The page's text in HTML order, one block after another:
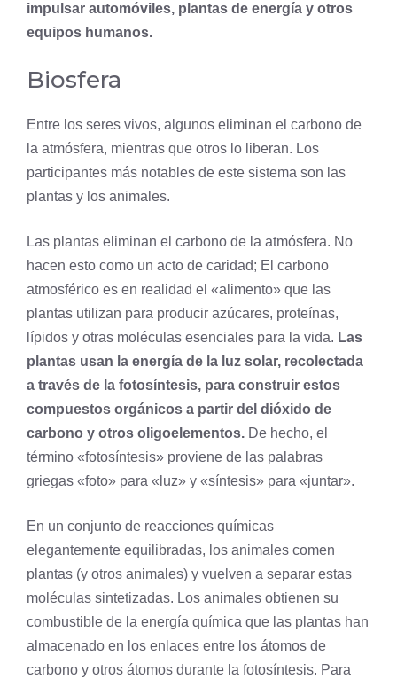
impulsar automóviles, plantas de energía y otros
equipos humanos.
Biosfera
Entre los seres vivos, algunos eliminan el carbono de
la atmósfera, mientras que otros lo liberan. Los
participantes más notables de este sistema son las
plantas y los animales.
Las plantas eliminan el carbono de la atmósfera. No
hacen esto como un acto de caridad; El carbono
atmosférico es en realidad el «alimento» que las
plantas utilizan para producir azúcares, proteínas,
lípidos y otras moléculas esenciales para la vida. Las
plantas usan la energía de la luz solar, recolectada
a través de la fotosíntesis, para construir estos
compuestos orgánicos a partir del dióxido de
carbono y otros oligoelementos. De hecho, el
término «fotosíntesis» proviene de las palabras
griegas «foto» para «luz» y «síntesis» para «juntar».
En un conjunto de reacciones químicas
elegantemente equilibradas, los animales comen
plantas (y otros animales) y vuelven a separar estas
moléculas sintetizadas. Los animales obtienen su
combustible de la energía química que las plantas han
almacenado en los enlaces entre los átomos de
carbono y otros átomos durante la fotosíntesis. Para